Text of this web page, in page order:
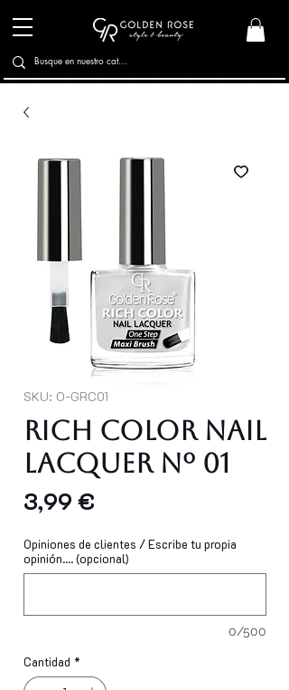
SKU: O-GRC01
Rich Color Nail
Lacquer Nº 01
3,99 €
Opiniones de clientes / Escribe tu propia
opinión.... (opcional)
0/500
Cantidad *